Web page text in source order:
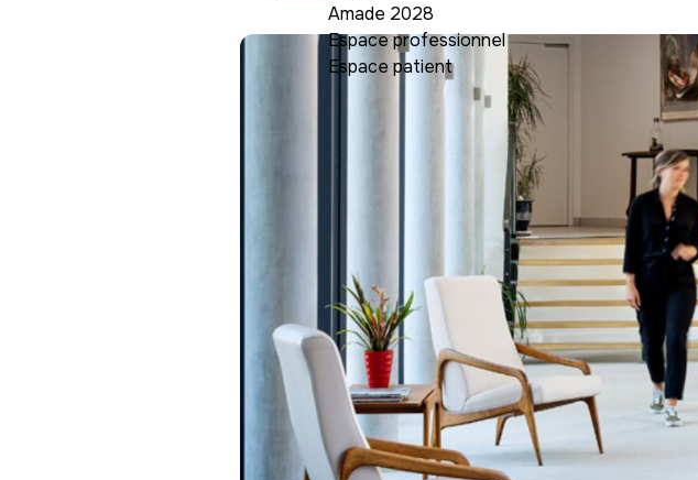
Amade 2028
Espace professionnel
Espace patient